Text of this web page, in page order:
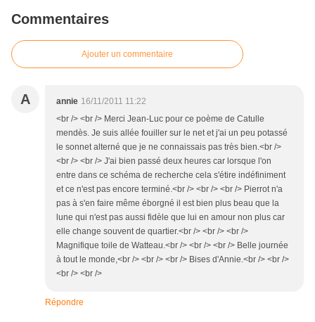
Commentaires
Ajouter un commentaire
A annie 16/11/2011 11:22
<br /> <br /> Merci Jean-Luc pour ce poème de Catulle
mendès. Je suis allée fouiller sur le net et j'ai un peu potassé
le sonnet alterné que je ne connaissais pas très bien.<br />
<br /> <br /> J'ai bien passé deux heures car lorsque l'on
entre dans ce schéma de recherche cela s'étire indéfiniment
et ce n'est pas encore terminé.<br /> <br /> <br /> Pierrot n'a
pas à s'en faire même éborgné il est bien plus beau que la
lune qui n'est pas aussi fidèle que lui en amour non plus car
elle change souvent de quartier.<br /> <br /> <br />
Magnifique toile de Watteau.<br /> <br /> <br /> Belle journée
à tout le monde,<br /> <br /> <br /> Bises d'Annie.<br /> <br />
<br /> <br />
Répondre